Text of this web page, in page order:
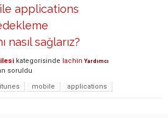
applications
nasıl sağlarız?
kategorisinde lachin Yardımcı
soruldu
itunes mobile applications